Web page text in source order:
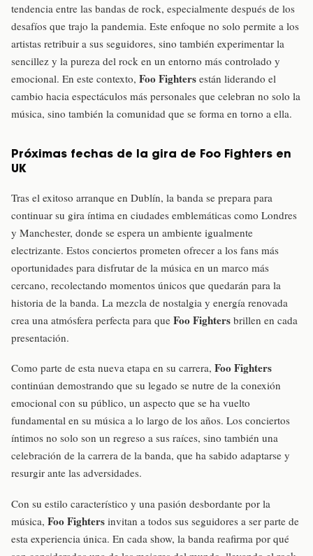
tendencia entre las bandas de rock, especialmente después de los
desafíos que trajo la pandemia. Este enfoque no solo permite a los
artistas retribuir a sus seguidores, sino también experimentar la
sencillez y la pureza del rock en un entorno más controlado y
emocional. En este contexto, Foo Fighters están liderando el
cambio hacia espectáculos más personales que celebran no solo la
música, sino también la comunidad que se forma en torno a ella.
Próximas fechas de la gira de Foo Fighters en
UK
Tras el exitoso arranque en Dublín, la banda se prepara para
continuar su gira íntima en ciudades emblemáticas como Londres
y Manchester, donde se espera un ambiente igualmente
electrizante. Estos conciertos prometen ofrecer a los fans más
oportunidades para disfrutar de la música en un marco más
cercano, recolectando momentos únicos que quedarán para la
historia de la banda. La mezcla de nostalgia y energía renovada
crea una atmósfera perfecta para que Foo Fighters brillen en cada
presentación.
Como parte de esta nueva etapa en su carrera, Foo Fighters
continúan demostrando que su legado se nutre de la conexión
emocional con su público, un aspecto que se ha vuelto
fundamental en su música a lo largo de los años. Los conciertos
íntimos no solo son un regreso a sus raíces, sino también una
celebración de la carrera de la banda, que ha sabido adaptarse y
resurgir ante las adversidades.
Con su estilo característico y una pasión desbordante por la
música, Foo Fighters invitan a todos sus seguidores a ser parte de
esta experiencia única. En cada show, la banda reafirma por qué